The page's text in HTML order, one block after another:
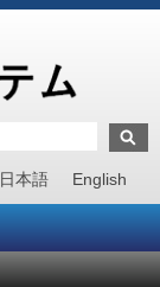
日本語 English